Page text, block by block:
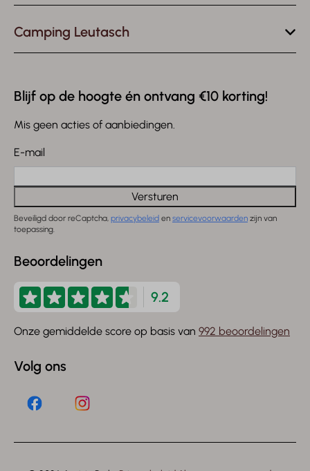
Camping Leutasch
Blijf op de hoogte én ontvang €10 korting!
Mis geen acties of aanbiedingen.
E-mail
Versturen
Beveiligd door reCaptcha, privacybeleid en servicevoorwaarden zijn van
toepassing.
Beoordelingen
9.2
Onze gemiddelde score op basis van 992 beoordelingen
Volg ons